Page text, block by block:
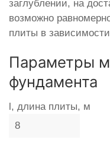
заглублении, на
возможно
плиты в
Параметры
фундамента
l, длина плиты, м